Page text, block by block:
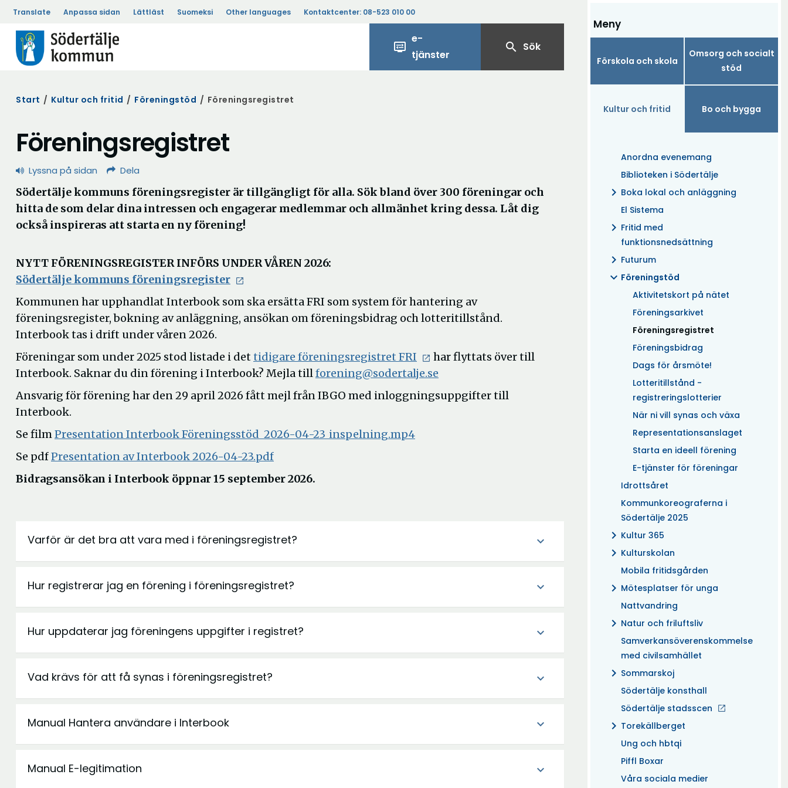
Translate Anpassa sidan Lättläst Suomeksi Other languages Kontaktcenter: 08-523 010 00
display_settings
e-
tjänster
search Sök
Meny
Förskola och skola
Omsorg och socialt
stöd
Kultur och fritid Bo och bygga
Anordna evenemang
Biblioteken i Södertälje
chevron_right Boka lokal och anläggning
El Sistema
chevron_right Fritid med
funktionsnedsättning
chevron_right Futurum
expand_more Föreningstöd
Aktivitetskort på nätet
Föreningsarkivet
Föreningsregistret
(Aktuell)
Föreningsbidrag
Dags för årsmöte!
Lotteritillstånd -
registreringslotterier
När ni vill synas och växa
Representationsanslaget
Starta en ideell förening
E-tjänster för föreningar
Idrottsåret
Kommunkoreograferna i
Södertälje 2025
chevron_right Kultur 365
chevron_right Kulturskolan
Mobila fritidsgården
chevron_right Mötesplatser för unga
Nattvandring
chevron_right Natur och friluftsliv
Samverkansöverenskommelse
med civilsamhället
chevron_right Sommarskoj
Södertälje konsthall
Södertälje stadsscen
chevron_right Torekällberget
Ung och hbtqi
Piffl Boxar
Våra sociala medier
Start / Kultur och fritid / Föreningstöd / Föreningsregistret
Föreningsregistret
Lyssna på sidan Dela
Södertälje kommuns föreningsregister är tillgängligt för alla. Sök bland över 300 föreningar och
hitta de som delar dina intressen och engagerar medlemmar och allmänhet kring dessa. Låt dig
också inspireras att starta en ny förening!
NYTT FÖRENINGSREGISTER INFÖRS UNDER VÅREN 2026:
Södertälje kommuns föreningsregisterÖppna
fönster
Kommunen har upphandlat Interbook som ska ersätta FRI som system för hantering av
föreningsregister, bokning av anläggning, ansökan om föreningsbidrag och lotteritillstånd.
Interbook tas i drift under våren 2026.
Föreningar som under 2025 stod listade i dettidigare föreningsregistret FRI
har flyttats över till
Interbook. Saknar du din förening i Interbook? Mejla tillforening@sodertalje.se
nytt
Ansvarig för förening har den 29 april 2026 fått mejl från IBGO med inloggningsuppgifter till
Interbook.
Se filmPresentation Interbook Föreningsstöd_2026-04-23_inspelning.mp4
Se pdfPresentation av Interbook 2026-04-23.pdf
Bidragsansökan i Interbook öppnar 15 september 2026.
Varför är det bra att vara med i föreningsregistret? expand_more
Hur registrerar jag en förening i föreningsregistret? expand_more
Hur uppdaterar jag föreningens uppgifter i registret? expand_more
Vad krävs för att få synas i föreningsregistret? expand_more
Manual Hantera användare i Interbook expand_more
Manual E-legitimation expand_more